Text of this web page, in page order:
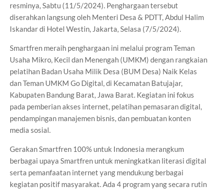
resminya, Sabtu (11/5/2024). Penghargaan tersebut
diserahkan langsung oleh Menteri Desa & PDTT, Abdul Halim
Iskandar di Hotel Westin, Jakarta, Selasa (7/5/2024).
Smartfren meraih penghargaan ini melalui program Teman
Usaha Mikro, Kecil dan Menengah (UMKM) dengan rangkaian
pelatihan Badan Usaha Milik Desa (BUM Desa) Naik Kelas
dan Teman UMKM Go Digital, di Kecamatan Batujajar,
Kabupaten Bandung Barat, Jawa Barat. Kegiatan ini fokus
pada pemberian akses internet, pelatihan pemasaran digital,
pendampingan manajemen bisnis, dan pembuatan konten
media sosial.
Gerakan Smartfren 100% untuk Indonesia merangkum
berbagai upaya Smartfren untuk meningkatkan literasi digital
serta pemanfaatan internet yang mendukung berbagai
kegiatan positif masyarakat. Ada 4 program yang secara rutin